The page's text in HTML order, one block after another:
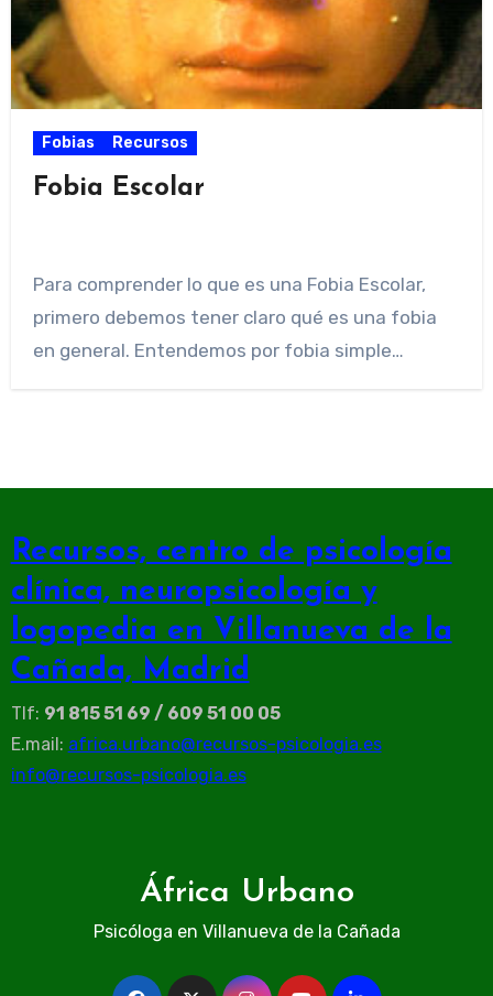
Fobias Recursos
Fobia Escolar
Para comprender lo que es una Fobia Escolar,
primero debemos tener claro qué es una fobia
en general. Entendemos por fobia simple…
Recursos, centro de psicología
clínica, neuropsicología y
logopedia en Villanueva de la
Cañada, Madrid
Tlf: 91 815 51 69 / 609 51 00 05
E.mail: africa.urbano@recursos-psicologia.es
info@recursos-psicologia.es
África Urbano
Psicóloga en Villanueva de la Cañada